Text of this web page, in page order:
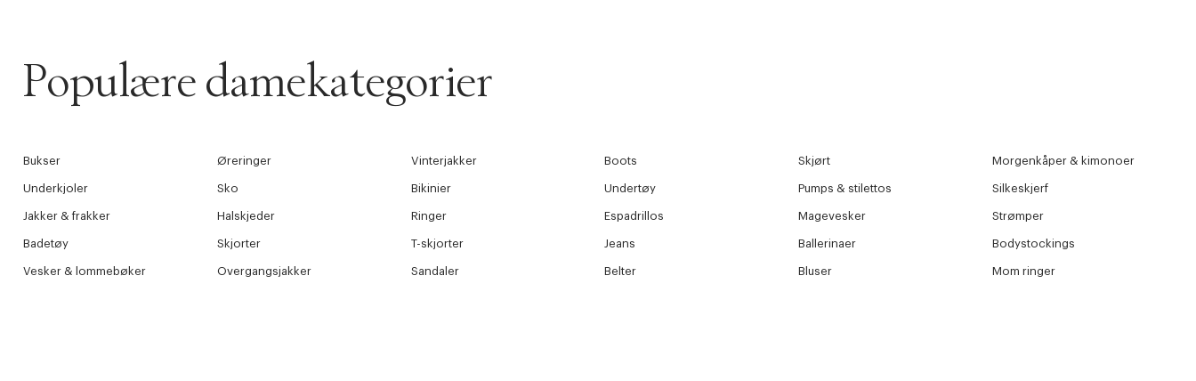
Populære damekategorier
Bukser Øreringer Vinterjakker Boots Skjørt Morgenkåper & kimonoer
Underkjoler Sko Bikinier Undertøy Pumps & stilettos Silkeskjerf
Jakker & frakker Halskjeder Ringer Espadrillos Magevesker Strømper
Badetøy Skjorter T-skjorter Jeans Ballerinaer Bodystockings
Vesker & lommebøker Overgangsjakker Sandaler Belter Bluser Mom ringer